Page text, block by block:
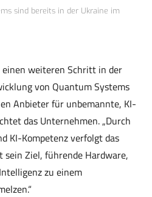
sind bereits in der Ukraine im
weiteren Schritt in der
von Quantum Systems
Anbieter für unbemannte, KI-
das Unternehmen. „Durch
KI-Kompetenz verfolgt das
Ziel, führende Hardware,
zu einem